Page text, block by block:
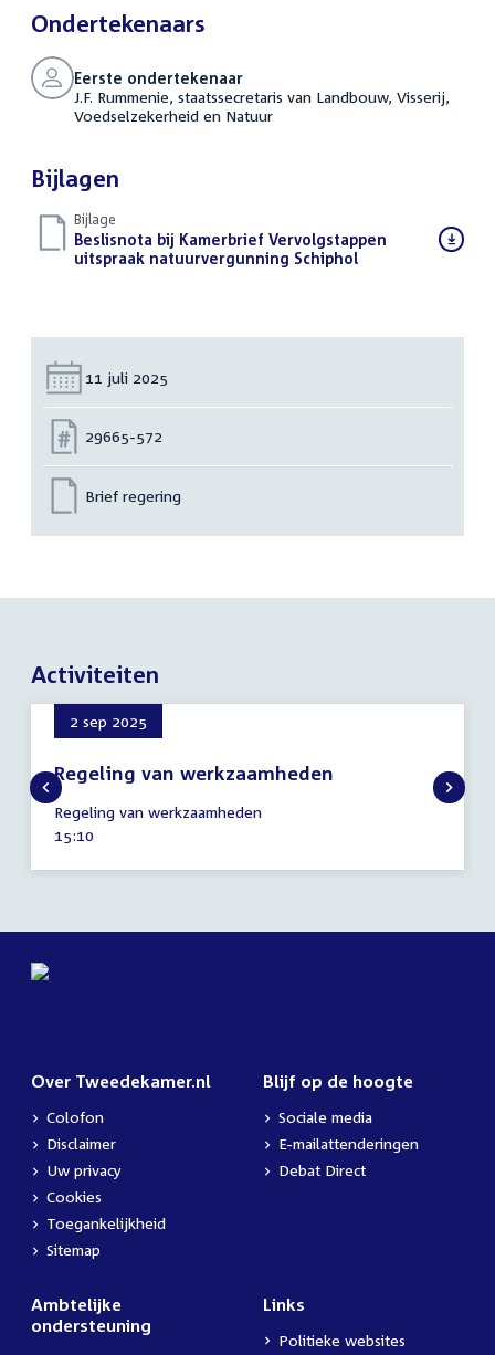
Ondertekenaars
Eerste ondertekenaar
J.F. Rummenie, staatssecretaris van Landbouw, Visserij,
Voedselzekerheid en Natuur
Bijlagen
Bijlage
Download
bestand:
Beslisnota bij Kamerbrief Vervolgstappen
uitspraak natuurvergunning Schiphol(PDF)
Datum:
11 juli 2025
Nummer:
29665-572
Brief regering
Activiteiten
2 sep 2025
Regeling van werkzaamheden
2
september
2025
Regeling van werkzaamheden
Tijd
15:10
Over Tweedekamer.nl
Colofon
Disclaimer
Uw privacy
Cookies
Toegankelijkheid
Sitemap
Blijf op de hoogte
Sociale media
E-mailattenderingen
Debat Direct
Ambtelijke
ondersteuning
Links
Politieke websites